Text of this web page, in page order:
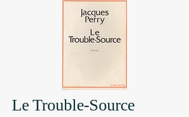
Le Trouble-Source